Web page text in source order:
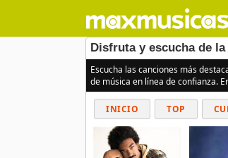
Disfruta y escucha de
Escucha las canciones más
de música en línea de confianza.
INICIO TOP